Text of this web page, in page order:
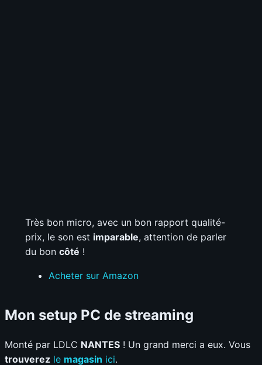
Très bon micro, avec un bon rapport qualité-
prix, le son est imparable, attention de parler
du bon côté !
Acheter sur Amazon
Mon setup PC de streaming
Monté par LDLC NANTES ! Un grand merci a eux. Vous
trouverez le magasin ici.